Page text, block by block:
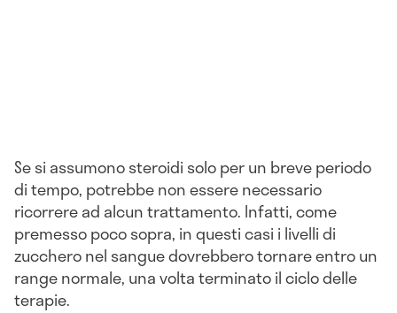
Se si assumono steroidi solo per un breve periodo
di tempo, potrebbe non essere necessario
ricorrere ad alcun trattamento. Infatti, come
premesso poco sopra, in questi casi i livelli di
zucchero nel sangue dovrebbero tornare entro un
range normale, una volta terminato il ciclo delle
terapie.